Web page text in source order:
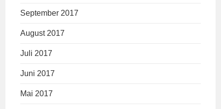
September 2017
August 2017
Juli 2017
Juni 2017
Mai 2017